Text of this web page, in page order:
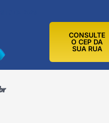
CONSULTE
O CEP DA
SUA RUA